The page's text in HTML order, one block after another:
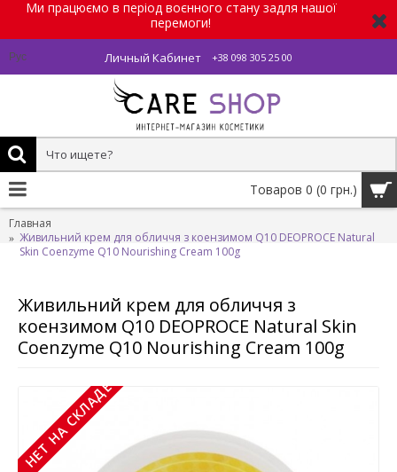
Ми працюємо в період воєнного стану задля нашої
перемоги!
Рус Личный Кабинет +38 098 305 25 00
Товаров 0 (0 грн.)
Главная
Живильний крем для обличчя з коензимом Q10 DEOPROCE Natural
Skin Coenzyme Q10 Nourishing Cream 100g
Живильний крем для обличчя з
коензимом Q10 DEOPROCE Natural Skin
Coenzyme Q10 Nourishing Cream 100g
НЕТ НА СКЛАДЕ